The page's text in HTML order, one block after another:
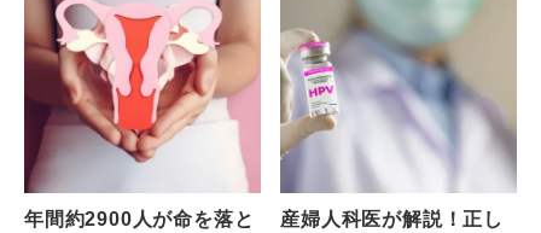
年間約2900人が命を落と
産婦人科医が解説！正し